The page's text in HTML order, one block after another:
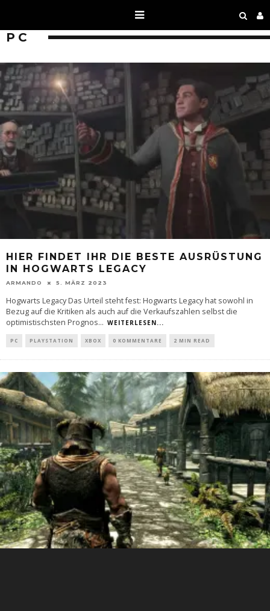
PC
HIER FINDET IHR DIE BESTE AUSRÜSTUNG
IN HOGWARTS LEGACY
ARMANDO 5. MÄRZ 2023
Hogwarts Legacy Das Urteil steht fest: Hogwarts Legacy hat sowohl in
Bezug auf die Kritiken als auch auf die Verkaufszahlen selbst die
optimistischsten Prognos... WEITERLESEN...
PC PLAYSTATION XBOX 0 KOMMENTARE 2 MIN READ